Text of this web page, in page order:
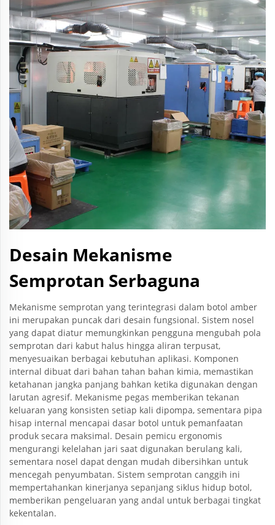
Desain Mekanisme
Semprotan Serbaguna
Mekanisme semprotan yang terintegrasi dalam botol amber
ini merupakan puncak dari desain fungsional. Sistem nosel
yang dapat diatur memungkinkan pengguna mengubah pola
semprotan dari kabut halus hingga aliran terpusat,
menyesuaikan berbagai kebutuhan aplikasi. Komponen
internal dibuat dari bahan tahan bahan kimia, memastikan
ketahanan jangka panjang bahkan ketika digunakan dengan
larutan agresif. Mekanisme pegas memberikan tekanan
keluaran yang konsisten setiap kali dipompa, sementara pipa
hisap internal mencapai dasar botol untuk pemanfaatan
produk secara maksimal. Desain pemicu ergonomis
mengurangi kelelahan jari saat digunakan berulang kali,
sementara nosel dapat dengan mudah dibersihkan untuk
mencegah penyumbatan. Sistem semprotan canggih ini
mempertahankan kinerjanya sepanjang siklus hidup botol,
memberikan pengeluaran yang andal untuk berbagai tingkat
kekentalan.